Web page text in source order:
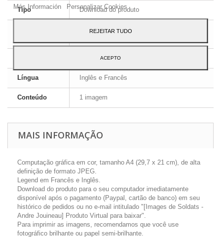
Tipo Download do produto
JPEG HD
A4 - 29,7 x 21 cm
Língua Inglês e Francês
Conteúdo 1 imagem
MAIS INFORMAÇÃO
Computação gráfica em cor, tamanho A4 (29,7 x 21 cm), de alta
definição de formato JPEG.
Legend em Francês e Inglês.
Download do produto para o seu computador imediatamente
disponível após o pagamento (Paypal, cartão de banco) em seu
histórico de pedidos ou no e-mail intitulado "[Images de Soldats -
Andre Jouineau] Produto Virtual para baixar".
Para imprimir as imagens, recomendamos que você use
fotográfico brilhante ou papel semi-brilhante.
Más Información
Personalizar Cookies
REJEITAR TUDO
ACEPTO